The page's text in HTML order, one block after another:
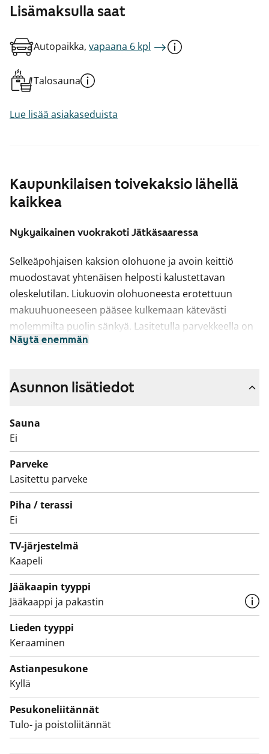
Kaupunkilaisen toivekaksio lähellä
kaikkea
Nykyaikainen vuokrakoti Jätkäsaaressa
Selkeäpohjaisen kaksion olohuone ja avoin keittiö
muodostavat yhtenäisen helposti kalustettavan
oleskelutilan. Liukuovin olohuoneesta erotettuun
makuuhuoneeseen pääsee kulkemaan kätevästi
molemmilta puolin sänkyä. Lasitetulla parvekkeella on
mukava viettää kesäpäivää. Kodin lattiat ovat
Keittiön alakaappien ja korkeiden kaappien ovet ovat
viininpunaiset. Työtasot ovat valkoista laminaattia ja
ylä- ja alakaappien välinen tila on laatoitettu
lasimosaiikkilaatoilla. Keittiössä on astianpesukone,
keraaminen liesi ja tilavaraus mikroaaltouunille.
Laatoitetun kylpyhuoneen seinät ovat kiiltävän
valkoiset ja lattiat viininpunaiset. Kalusteet ovat
tummanruskeaa puukuviota. Pesukoneelle ja
kuivausrummulle on liitännät.
Asunto ja koko talo pihoineen ovat savuttomia.
Tulehan tutustumaan, miltä arki voisi täällä näyttää.
Näytä enemmän
Lisämaksulla saat
Autopaikka, vapaana 6 kpl
Talosauna
Lue lisää asiakaseduista
Asunnon lisätiedot
Sauna
Ei
Parveke
Lasitettu parveke
Piha / terassi
Ei
TV-järjestelmä
Kaapeli
Jääkaapin tyyppi
Jääkaappi ja pakastin
Lieden tyyppi
Keraaminen
Astianpesukone
Kyllä
Pesukoneliitännät
Tulo- ja poistoliitännät